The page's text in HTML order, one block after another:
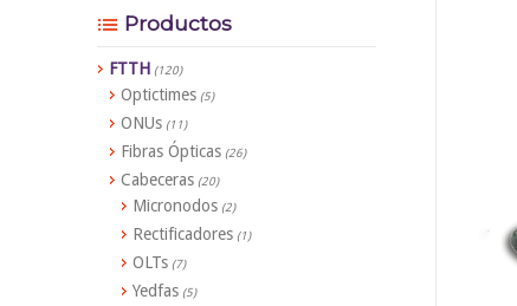
Productos
FTTH (120)
Optictimes (5)
ONUs (11)
Fibras Ópticas (26)
Cabeceras (20)
Micronodos (2)
Rectificadores (1)
OLTs (7)
Yedfas (5)